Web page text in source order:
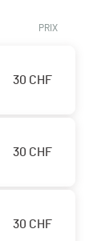
PRIX
30 CHF
30 CHF
30 CHF